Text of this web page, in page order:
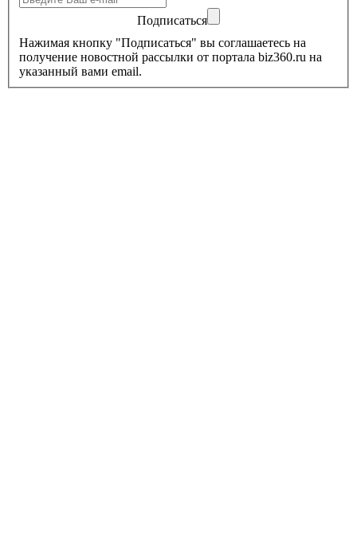
Подписаться
Нажимая кнопку "Подписаться" вы соглашаетесь на
получение новостной рассылки от портала biz360.ru на
указанный вами email.